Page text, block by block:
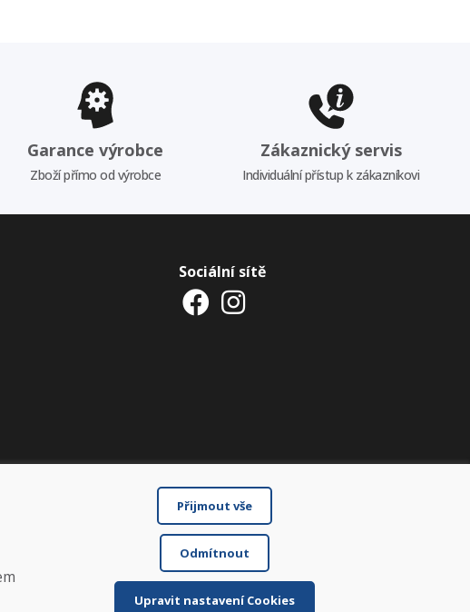
Garance výrobce
Zboží přímo od výrobce
Zákaznický servis
Individuální přístup k zákazníkovi
Sociální sítě
Přijmout vše
Odmítnout
Upravit nastavení Cookies